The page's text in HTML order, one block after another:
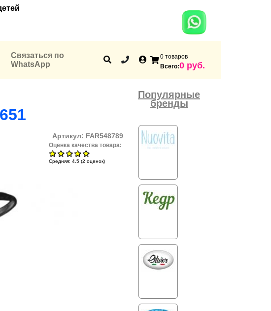
Связаться по
WhatsApp
0 товаров
Всего:0 руб.
Артикул: FAR548789
Оценка качества товара:
Средняя: 4.5 (2 оценок)
Популярные
бренды